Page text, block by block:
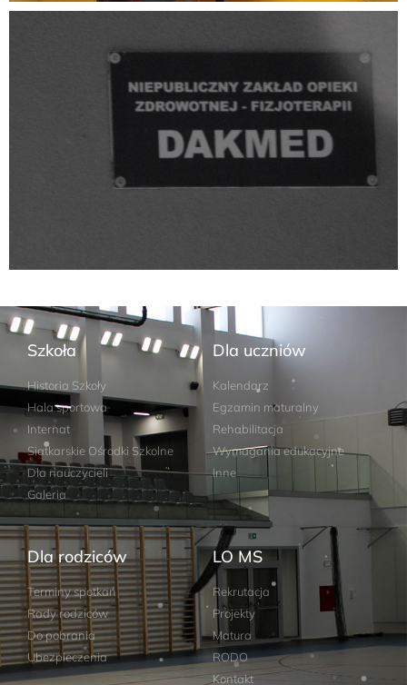
Szkoła
Historia Szkoły
Hala sportowa
Internat
Siatkarskie Ośrodki Szkolne
Dla nauczycieli
Galeria
Dla uczniów
Kalendarz
Egzamin maturalny
Rehabilitacja
Wymagania edukacyjne
Inne
Dla rodziców
Terminy spotkań
Rady rodziców
Do pobrania
Ubezpieczenia
LO MS
Rekrutacja
Projekty
Matura
RODO
Kontakt